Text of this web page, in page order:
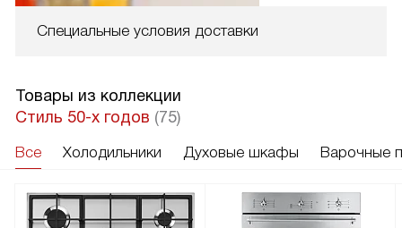
Специальные условия доставки
Товары из коллекции
Стиль 50-х годов (75)
Все Холодильники Духовые шкафы Варочные